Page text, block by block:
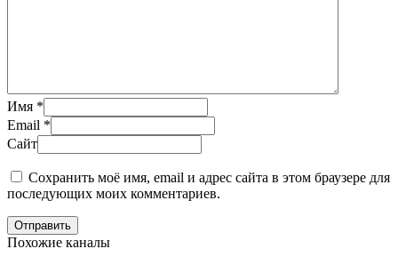
Имя *
Email *
Сайт
Сохранить моё имя, email и адрес сайта в этом браузере для
последующих моих комментариев.
Отправить
Похожие каналы